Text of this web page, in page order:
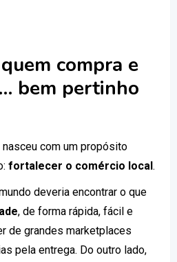
compra e
bem pertinho
nasceu com um propósito
fortalecer o comércio local.
deveria encontrar o que
, de forma rápida, fácil e
de grandes marketplaces
pela entrega. Do outro lado,